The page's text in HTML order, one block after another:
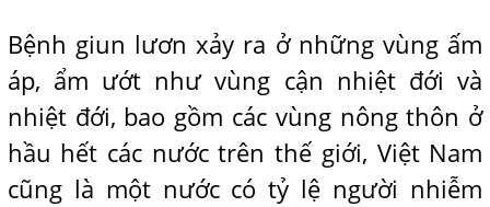
Bệnh giun lươn xảy ra ở những vùng ấm
áp, ẩm ướt như vùng cận nhiệt đới và
nhiệt đới, bao gồm các vùng nông thôn ở
hầu hết các nước trên thế giới, Việt Nam
cũng là một nước có tỷ lệ người nhiễm